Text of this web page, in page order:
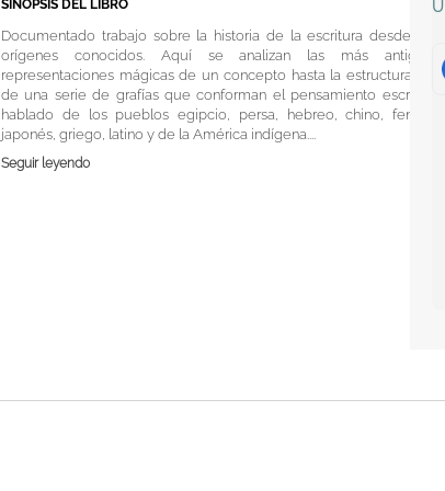
SINOPSIS DEL LIBRO
Documentado trabajo sobre la historia de la escritura desde sus
orígenes conocidos. Aquí se analizan las más antiguas
representaciones mágicas de un concepto hasta la estructuración
de una serie de grafías que conforman el pensamiento escrito y
hablado de los pueblos egipcio, persa, hebreo, chino, fenicio,
japonés, griego, latino y de la América indígena....
Seguir leyendo
U